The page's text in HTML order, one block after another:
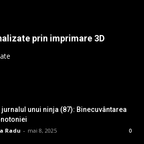
prin imprimare 3D
jurnalul unui ninja (87): Binecuvântarea
Radu - mai 8, 2025 0